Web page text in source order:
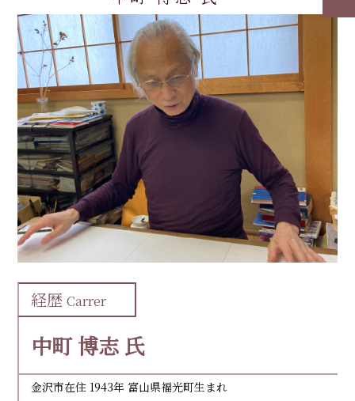
経歴 Carrer
中町 博志 氏
金沢市在住 1943年 富山県福光町生まれ